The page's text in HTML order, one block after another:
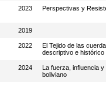
2023 Perspectivas y
2019
2022
El Tejido de las
descriptivo e histórico
2024
La fuerza, influencia
boliviano